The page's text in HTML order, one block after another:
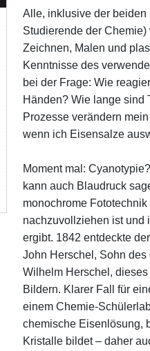
Alle, inklusive der
Studierende der
Zeichnen, Malen und
Kenntnisse des
bei der Frage: Wie
Händen? Wie lange sind
Prozesse verändern
wenn ich Eisensalze
Moment mal:
kann auch Blaudruck
monochrome
nachzuvollziehen ist und
ergibt. 1842 entdeckte
John Herschel, Sohn
Wilhelm Herschel,
Bildern. Klarer Fall für
einem Chemie-
chemische Eisenlösung,
Kristalle bildet – daher